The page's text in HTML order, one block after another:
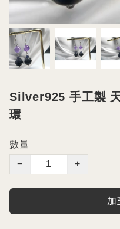
Silver925 手工製
環
數量
−
+
加